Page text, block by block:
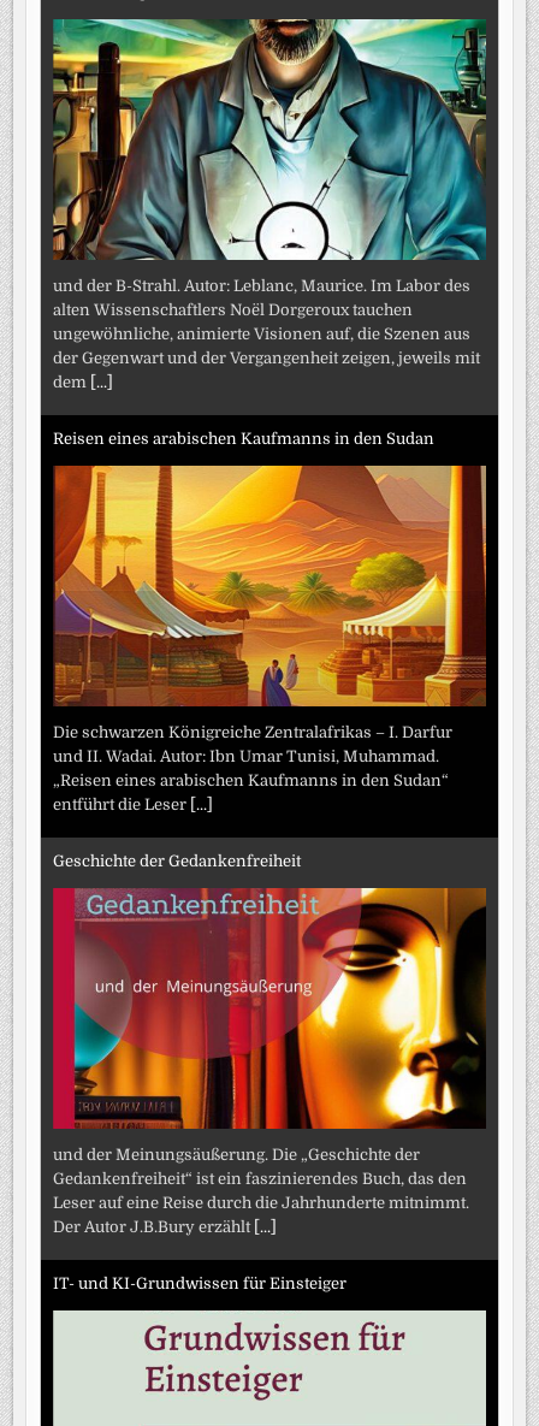
und der B-Strahl. Autor: Leblanc, Maurice. Im Labor des
alten Wissenschaftlers Noël Dorgeroux tauchen
ungewöhnliche, animierte Visionen auf, die Szenen aus
der Gegenwart und der Vergangenheit zeigen, jeweils mit
dem [...]
Reisen eines arabischen Kaufmanns in den Sudan
Die schwarzen Königreiche Zentralafrikas – I. Darfur
und II. Wadai. Autor: Ibn Umar Tunisi, Muhammad.
„Reisen eines arabischen Kaufmanns in den Sudan“
entführt die Leser [...]
Geschichte der Gedankenfreiheit
und der Meinungsäußerung. Die „Geschichte der
Gedankenfreiheit“ ist ein faszinierendes Buch, das den
Leser auf eine Reise durch die Jahrhunderte mitnimmt.
Der Autor J.B.Bury erzählt [...]
IT- und KI-Grundwissen für Einsteiger